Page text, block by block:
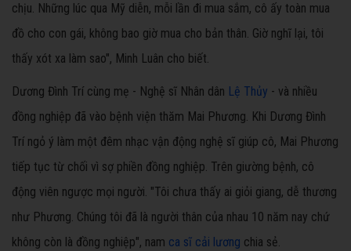
chịu. Những lúc qua Mỹ diễn, mỗi lần đi mua sắm, cô ấy toàn mua
đồ cho con gái, không bao giờ mua cho bản thân. Giờ nghĩ lại, tôi
thấy xót xa làm sao", Minh Luân cho biết.
Dương Đình Trí cùng mẹ - Nghệ sĩ Nhân dân Lệ Thủy - và nhiều
đồng nghiệp đã vào bệnh viện thăm Mai Phương. Khi Dương Đình
Trí ngỏ ý làm một đêm nhạc vận động nghệ sĩ giúp cô, Mai Phương
tiếp tục từ chối vì sợ phiền đồng nghiệp. Trên giường bệnh, cô
động viên ngược mọi người. "Tôi chưa thấy ai giỏi giang, dễ thương
như Phương. Chúng tôi đã là người thân của nhau 10 năm nay chứ
không còn là đồng nghiệp", nam ca sĩ cải lương chia sẻ.